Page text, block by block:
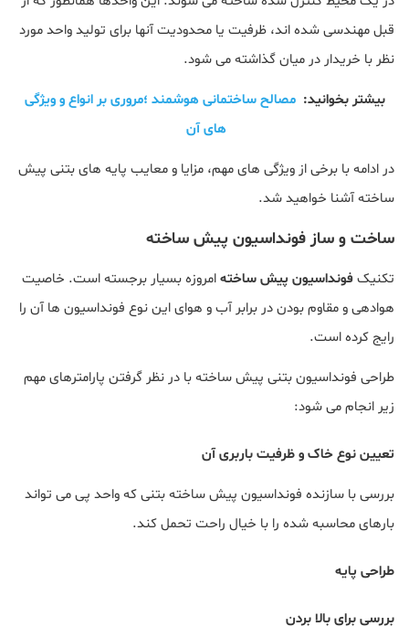
قبل مهندسی شده اند، ظرفیت یا محدودیت آنها برای تولید واحد مورد
نظر با خریدار در میان گذاشته می شود.
بیشتر بخوانید: مصالح ساختمانی هوشمند ؛مروری بر انواع و ویژگی
های آن
در ادامه با برخی از ویژگی های مهم، مزایا و معایب پایه های بتنی پیش
ساخته آشنا خواهید شد.
ساخت و ساز فونداسیون پیش ساخته
تکنیکفونداسیون پیش ساختهامروزه بسیار برجسته است. خاصیت
هوادهی و مقاوم بودن در برابر آب و هوای این نوع فونداسیون ها آن را
رایج کرده است.
طراحی فونداسیون بتنی پیش ساخته با در نظر گرفتن پارامترهای مهم
زیر انجام می شود:
تعیین نوع خاک و ظرفیت باربری آن
بررسی با سازنده فونداسیون پیش ساخته بتنی که واحد پی می تواند
بارهای محاسبه شده را با خیال راحت تحمل کند.
طراحی پایه
بررسی برای بالا بردن